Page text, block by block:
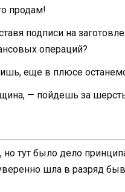
продам!
подписи на
операций?
еще в плюсе
— пойдешь за
но тут было дело
уверенно шла в разряд